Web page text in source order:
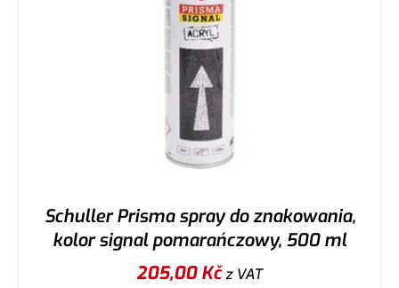
Schuller Prisma spray do znakowania,
kolor signal pomarańczowy, 500 ml
205,00Kčz VAT